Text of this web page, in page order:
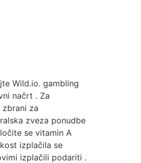
Wild.io. gambling
načrt . Za
za
zveza ponudbe
se vitamin A
izplačila se
izplačili podariti .